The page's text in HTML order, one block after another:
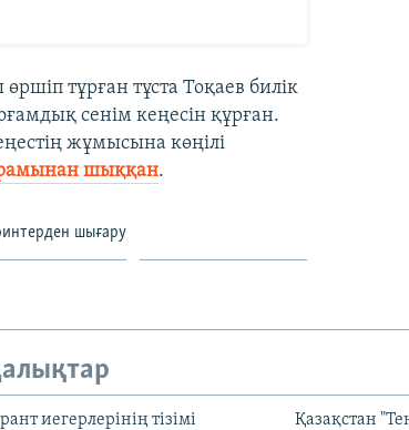
тұрған тұста Тоқаев билік
сенім кеңесін құрған.
жұмысына көңілі
шыққан.
шығару
иегерлерінің тізімі
Қазақстан